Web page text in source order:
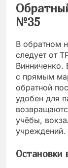
№35
В обратном
следует от
Винниченко.
с прямым
обратной
удобен для
учёбы,
учреждений.
Остановки